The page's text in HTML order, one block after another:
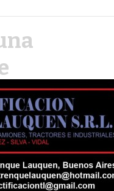
las
la
Nobel de